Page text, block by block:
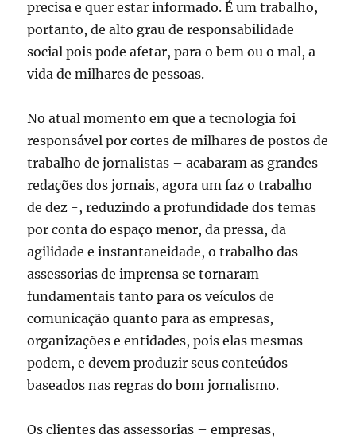
precisa e quer estar informado. É um trabalho,
portanto, de alto grau de responsabilidade
social pois pode afetar, para o bem ou o mal, a
vida de milhares de pessoas.
No atual momento em que a tecnologia foi
responsável por cortes de milhares de postos de
trabalho de jornalistas – acabaram as grandes
redações dos jornais, agora um faz o trabalho
de dez -, reduzindo a profundidade dos temas
por conta do espaço menor, da pressa, da
agilidade e instantaneidade, o trabalho das
assessorias de imprensa se tornaram
fundamentais tanto para os veículos de
comunicação quanto para as empresas,
organizações e entidades, pois elas mesmas
podem, e devem produzir seus conteúdos
baseados nas regras do bom jornalismo.
Os clientes das assessorias – empresas,